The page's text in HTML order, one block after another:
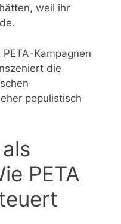
weil ihr
Kampagnen
die
populistisch
PETA